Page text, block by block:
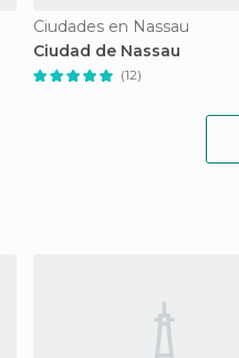
Ciudades en Nassau
Ciudad de Nassau
(12)